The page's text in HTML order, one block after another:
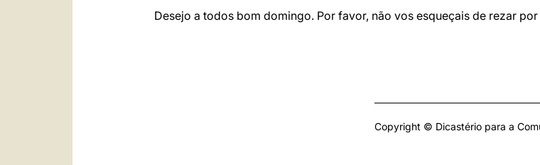
Desejo a todos bom domingo. Por favor, não vos esqueçais de rezar
Copyright © Dicastério para a